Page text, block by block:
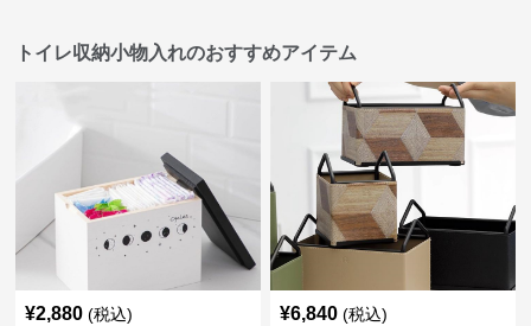
トイレ収納小物入れのおすすめアイテム
¥2,880 (税込) ¥6,840 (税込)